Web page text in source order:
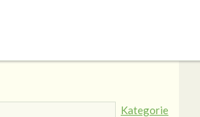
Kategorie